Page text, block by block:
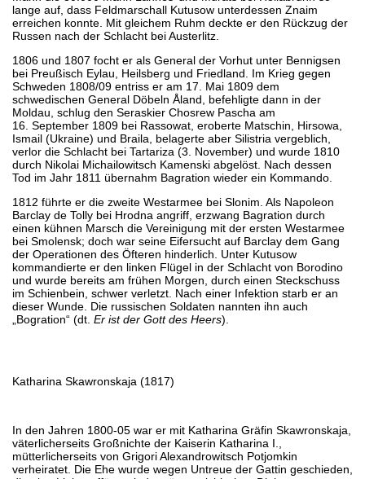
lange auf, dass Feldmarschall Kutusow unterdessen Znaim
erreichen konnte. Mit gleichem Ruhm deckte er den Rückzug der
Russen nach der Schlacht bei Austerlitz.
1806 und 1807 focht er als General der Vorhut unter Bennigsen
bei Preußisch Eylau, Heilsberg und Friedland. Im Krieg gegen
Schweden 1808/09 entriss er am 17. Mai 1809 dem
schwedischen General Döbeln Åland, befehligte dann in der
Moldau, schlug den Seraskier Chosrew Pascha am
16. September 1809 bei Rassowat, eroberte Matschin, Hirsowa,
Ismail (Ukraine) und Braila, belagerte aber Silistria vergeblich,
verlor die Schlacht bei Tartariza (3. November) und wurde 1810
durch Nikolai Michailowitsch Kamenski abgelöst. Nach dessen
Tod im Jahr 1811 übernahm Bagration wieder ein Kommando.
1812 führte er die zweite Westarmee bei Slonim. Als Napoleon
Barclay de Tolly bei Hrodna angriff, erzwang Bagration durch
einen kühnen Marsch die Vereinigung mit der ersten Westarmee
bei Smolensk; doch war seine Eifersucht auf Barclay dem Gang
der Operationen des Öfteren hinderlich. Unter Kutusow
kommandierte er den linken Flügel in der Schlacht von Borodino
und wurde bereits am frühen Morgen, durch einen Steckschuss
im Schienbein, schwer verletzt. Nach einer Infektion starb er an
dieser Wunde. Die russischen Soldaten nannten ihn auch
„Bogration“ (dt. Er ist der Gott des Heers).
Katharina Skawronskaja (1817)
In den Jahren 1800-05 war er mit Katharina Gräfin Skawronskaja,
väterlicherseits Großnichte der Kaiserin Katharina I.,
mütterlicherseits von Grigori Alexandrowitsch Potjomkin
verheiratet. Die Ehe wurde wegen Untreue der Gattin geschieden,